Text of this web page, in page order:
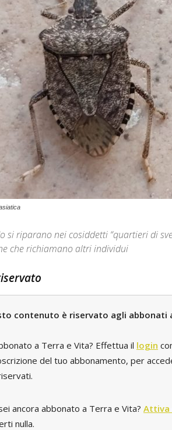
si riparano nei cosiddetti “quartieri di
che richiamano altri individui
contenuto è riservato agli abbonati
a Terra e Vita? Effettua il login
del tuo abbonamento, per
ancora abbonato a Terra e Vita? Attiva
nulla.